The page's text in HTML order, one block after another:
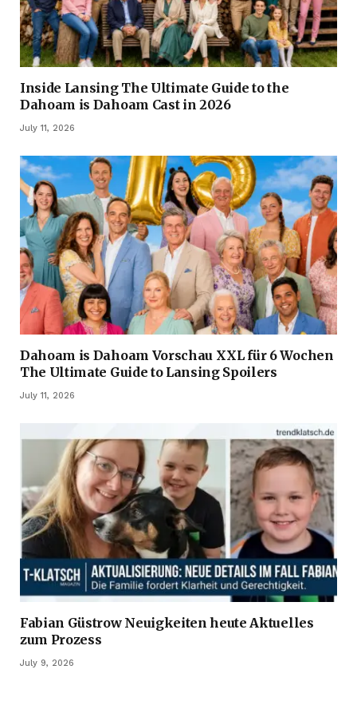
Inside Lansing The Ultimate Guide to the
Dahoam is Dahoam Cast in 2026
July 11, 2026
Dahoam is Dahoam Vorschau XXL für 6 Wochen
The Ultimate Guide to Lansing Spoilers
July 11, 2026
Fabian Güstrow Neuigkeiten heute Aktuelles
zum Prozess
July 9, 2026